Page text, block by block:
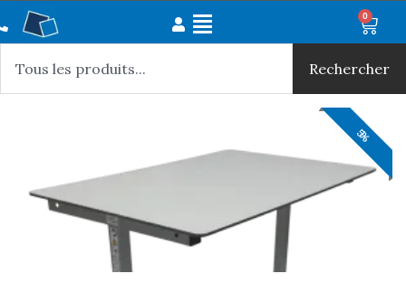
Aller
contenu
Main
0
Rechercher
5%
5%
5%
5%
5%
5%
5%